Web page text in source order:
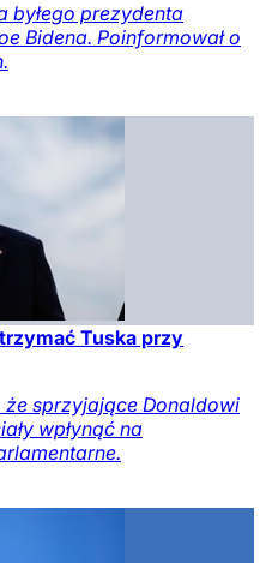
byłego prezydenta
Bidena. Poinformował o
Tuska przy
sprzyjające Donaldowi
wpłynąć na